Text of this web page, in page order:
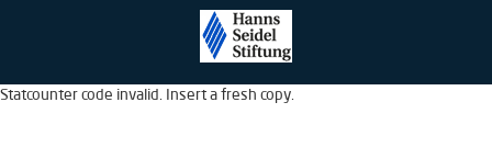
Statcounter code invalid. Insert a fresh copy.